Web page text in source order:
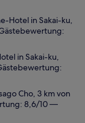
Hotel in Sakai-ku,
in Sakai-ku,
Cho, 3 km von
8,6/10 —